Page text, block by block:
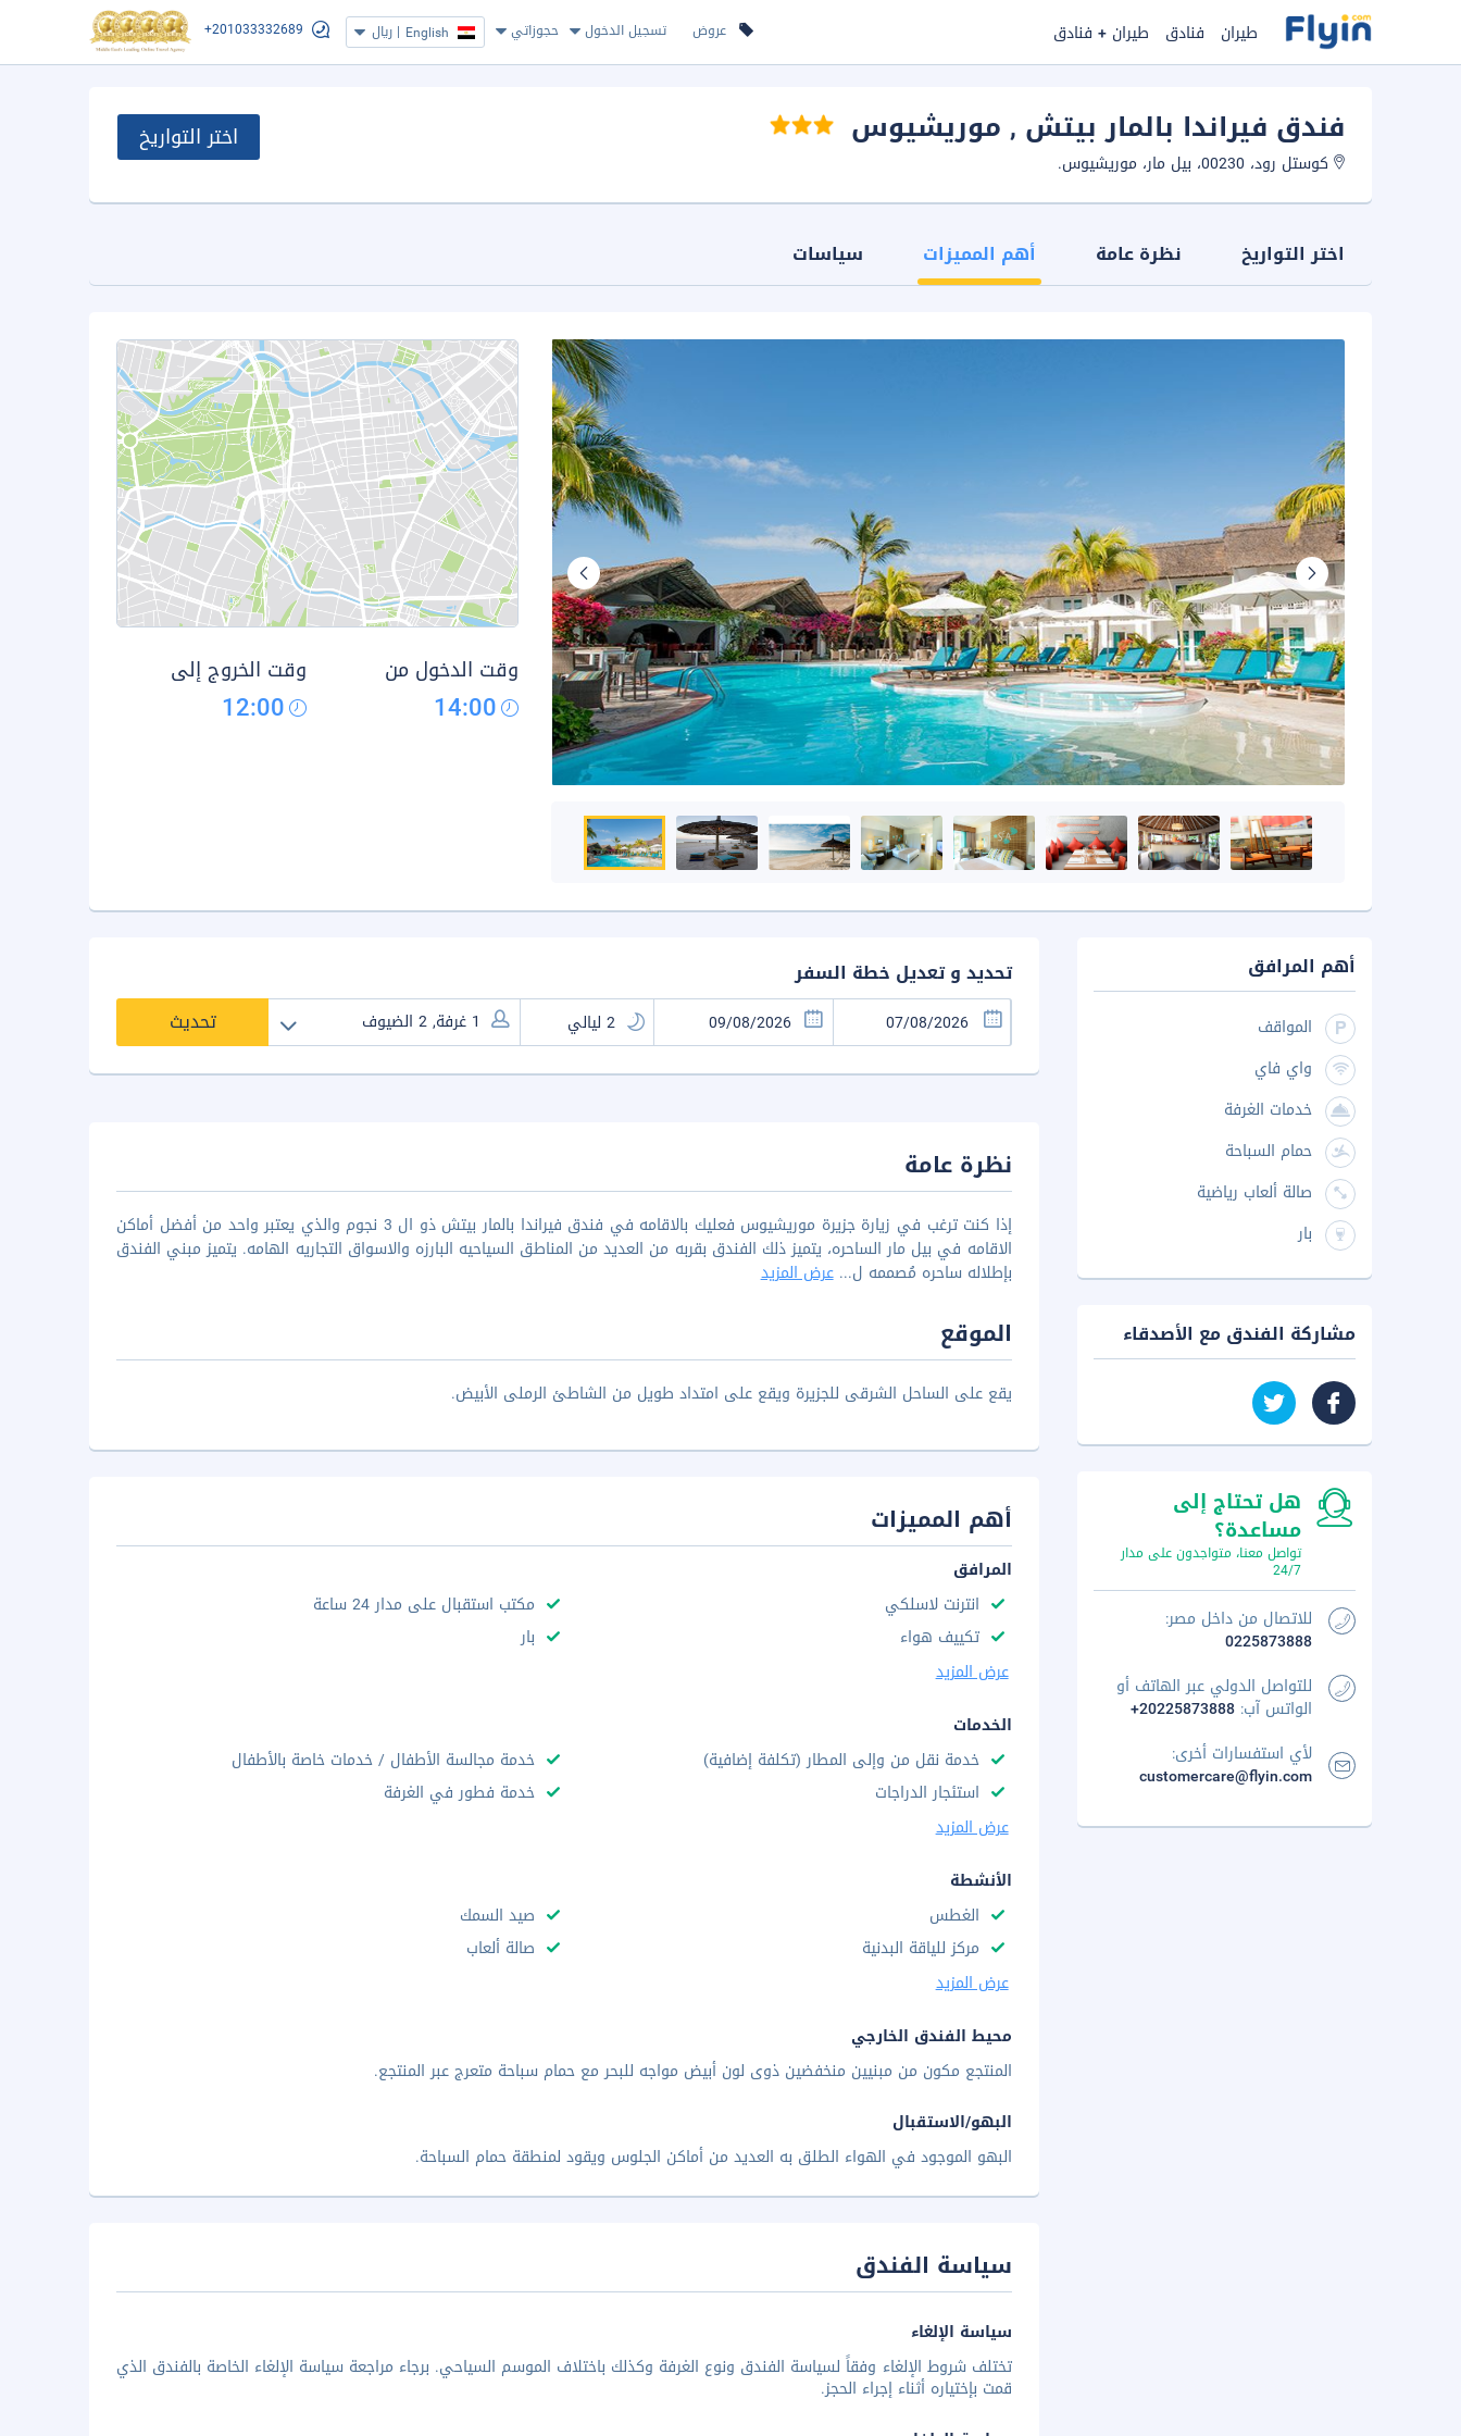
عروض تسجيل الدخول حجوزاتي English
| ريال +201033332689 طيران فنادق طيران + فنادق
فندق فيراندا بالمار بيتش , موريشيوس
كوستل رود، 00230، بيل مار، موريشيوس.
اختر التواريخ
اختر التواريخ نظرة عامة أهم المميزات سياسات
وقت الدخول من
14:00
وقت الخروج إلى
12:00
تحديد و تعديل خطة السفر
تحديث
نظرة عامة
إذا كنت ترغب في زيارة جزيرة موريشيوس فعليك بالاقامه في فندق فيراندا بالمار بيتش ذو ال 3 نجوم والذي يعتبر واحد من أفضل أماكن
الاقامه في بيل مار الساحره، يتميز ذلك الفندق بقربه من العديد من المناطق السياحيه البارزه والاسواق التجاريه الهامه. يتميز مبني الفندق
بإطلاله ساحره مُصممه ل...عرض المزيد
الموقع
يقع على الساحل الشرقى للجزيرة ويقع على امتداد طويل من الشاطئ الرملى الأبيض.
أهم المميزات
المرافق
انترنت لاسلكي
مكتب استقبال على مدار 24 ساعة
تكييف هواء
بار
عرض المزيد
الخدمات
خدمة نقل من وإلى المطار (تكلفة إضافية)
خدمة مجالسة الأطفال / خدمات خاصة بالأطفال
استئجار الدراجات
خدمة فطور في الغرفة
عرض المزيد
الأنشطة
الغطس
صيد السمك
مركز للياقة البدنية
صالة ألعاب
عرض المزيد
محيط الفندق الخارجي
المنتجع مكون من مبنيين منخفضين ذوى لون أبيض مواجه للبحر مع حمام سباحة متعرج عبر المنتجع.
البهو/الاستقبال
البهو الموجود في الهواء الطلق به العديد من أماكن الجلوس ويقود لمنطقة حمام السباحة.
سياسة الفندق
سياسة الإلغاء
تختلف شروط الإلغاء وفقاً لسياسة الفندق ونوع الغرفة وكذلك باختلاف الموسم السياحي. برجاء مراجعة سياسة الإلغاء الخاصة بالفندق الذي
قمت بإختياره أثناء إجراء الحجز.
أهم المرافق
المواقف
واي فاي
خدمات الغرفة
حمام السباحة
صالة ألعاب رياضية
بار
مشاركة الفندق مع الأصدقاء
هل تحتاج إلى
مساعدة؟
تواصل معنا، متواجدون على مدار
24/7
للاتصال من داخل مصر:
0225873888
للتواصل الدولي عبر الهاتف أو
الواتس آب: +20225873888
لأي استفسارات أخرى:
customercare@flyin.com